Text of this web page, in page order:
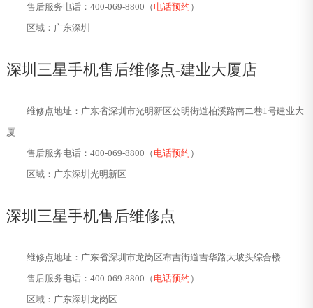
售后服务电话：400-069-8800（ 电话预约 ）
区域：广东深圳
深圳三星手机售后维修点-建业大厦店
维修点地址：广东省深圳市光明新区公明街道柏溪路南二巷1号建业大
厦
售后服务电话：400-069-8800（ 电话预约 ）
区域：广东深圳光明新区
深圳三星手机售后维修点
维修点地址：广东省深圳市龙岗区布吉街道吉华路大坡头综合楼
售后服务电话：400-069-8800（ 电话预约 ）
区域：广东深圳龙岗区